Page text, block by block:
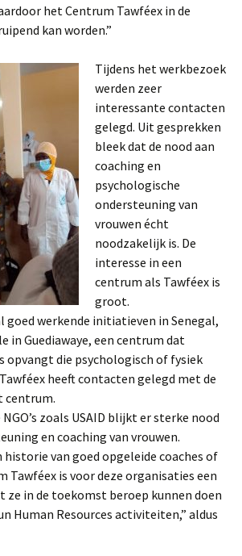
het Centrum Tawféex in de
kan worden.”
Tijdens het werkbezoek
werden zeer
interessante contacten
gelegd. Uit gesprekken
bleek dat de nood aan
coaching en
psychologische
ondersteuning van
vrouwen écht
noodzakelijk is. De
interesse in een
centrum als Tawféex is
groot.
goed werkende initiatieven in Senegal,
in Guediawaye, een centrum dat
opvangt die psychologisch of fysiek
heeft contacten gelegd met de
centrum.
zoals USAID blijkt er sterke nood
en coaching van vrouwen.
historie van goed opgeleide coaches of
Tawféex is voor deze organisaties een
ze in de toekomst beroep kunnen doen
Human Resources activiteiten,” aldus